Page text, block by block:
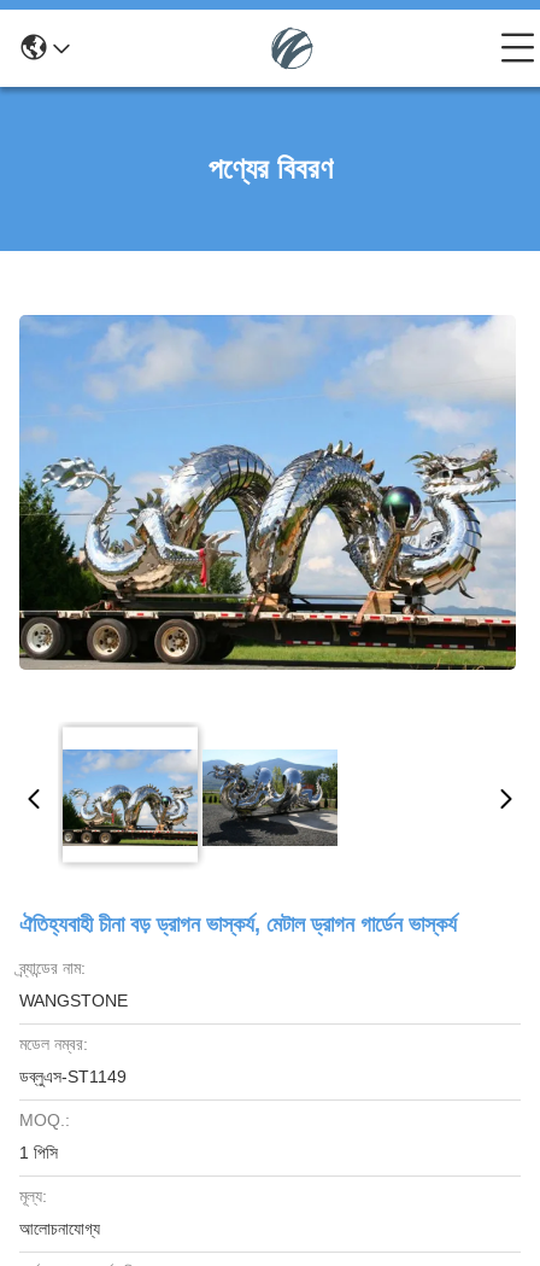
পণ্যের বিবরণ
ঐতিহ্যবাহী চীনা বড় ড্রাগন ভাস্কর্য, মেটাল ড্রাগন গার্ডেন ভাস্কর্য
ব্র্যান্ডের নাম:
WANGSTONE
মডেল নম্বর:
ডব্লুএস-ST1149
MOQ.:
1 পিসি
মূল্য:
আলোচনাযোগ্য